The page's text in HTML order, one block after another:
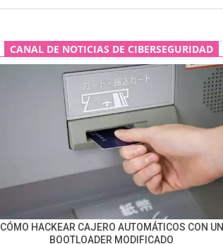
CANAL DE NOTICIAS DE CIBERSEGURIDAD
CÓMO HACKEAR CAJERO AUTOMÁTICOS CON UN
BOOTLOADER MODIFICADO